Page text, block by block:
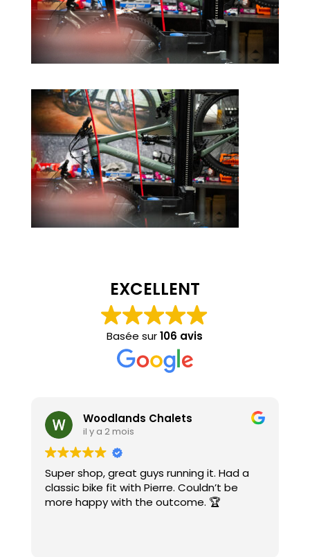
EXCELLENT
Basée sur106 avis
Woodlands Chalets
il y a 2 mois
Super shop, great guys running it. Had a
classic bike fit with Pierre. Couldn’t be
more happy with the outcome. 🏆